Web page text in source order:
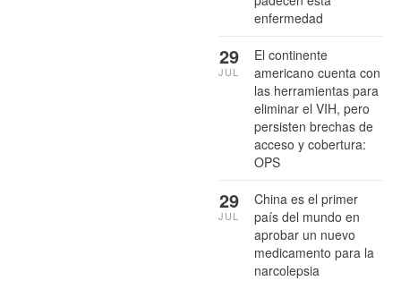
enfermedad
El continente
americano cuenta con
las herramientas para
eliminar el VIH, pero
persisten brechas de
acceso y cobertura:
OPS
29
JUL
China es el primer
país del mundo en
aprobar un nuevo
medicamento para la
narcolepsia
29
JUL